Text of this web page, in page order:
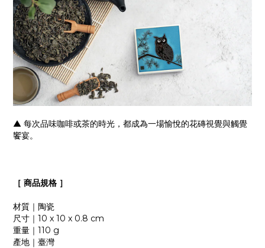
▲ 每次品味咖啡或茶的時光，都成為一場愉悅的花磚視覺與觸覺
饗宴。
［ 商品規格 ］
材質｜陶瓷
尺寸｜10 x 10 x 0.8 cm
重量｜110 g
產地｜臺灣